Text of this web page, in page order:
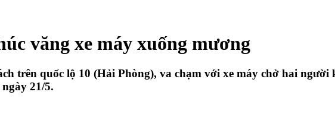
văng xe máy xuống mương
trên quốc lộ 10 (Hải Phòng), va chạm với xe máy chở hai
21/5.